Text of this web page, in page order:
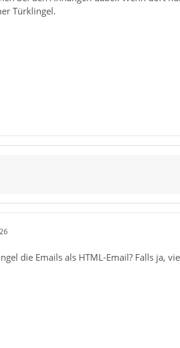
Türklingel.
die Emails als HTML-Email? Falls ja,